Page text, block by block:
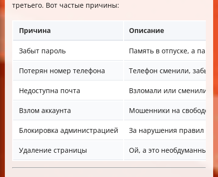
третьего. Вот частые причины:
Причина Описание
Забыт пароль Память в отпуске, а
Потерян номер телефона Телефон сменили,
Недоступна почта Взломали или сменили
Взлом аккаунта Мошенники на свободе!
Блокировка администрацией За нарушения правил
Удаление страницы Ой, а это необдуманный